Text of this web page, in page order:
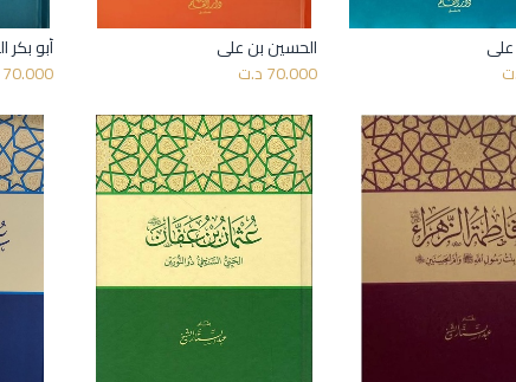
أضف إلى السلة أضف إلى السلةالحسين بن علي
70.000د.ت
أبو
70.000